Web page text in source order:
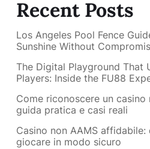
Recent Posts
Los Angeles Pool Fence
Sunshine Without
The Digital Playground That
Players: Inside the FU88
Come riconoscere un
guida pratica e casi reali
Casino non AAMS
giocare in modo sicuro